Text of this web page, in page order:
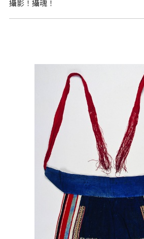
攝影！攝魂！